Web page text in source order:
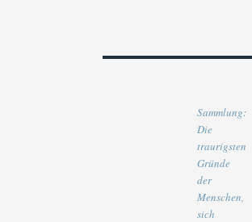
Sammlung:
Die
traurigsten
Gründe
der
Menschen,
sich